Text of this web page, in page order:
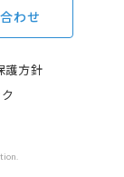
わせ
護方針